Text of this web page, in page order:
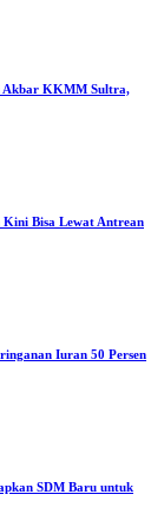
Akbar KKMM Sultra,
Bisa Lewat Antrean
Iuran 50 Persen
SDM Baru untuk